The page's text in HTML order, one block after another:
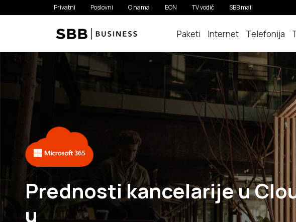
Privatni Poslovni O nama EON TV vodič SBB mail
Paketi Internet Telefonija
Prednosti kancelarije u
u